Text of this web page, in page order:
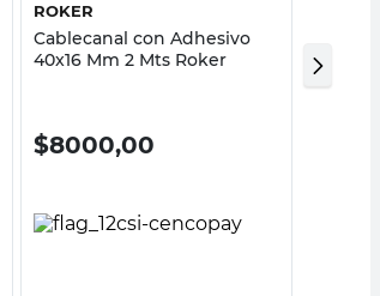
ROKER
Cablecanal con Adhesivo
40x16 Mm 2 Mts Roker
$8000,00
Blanco